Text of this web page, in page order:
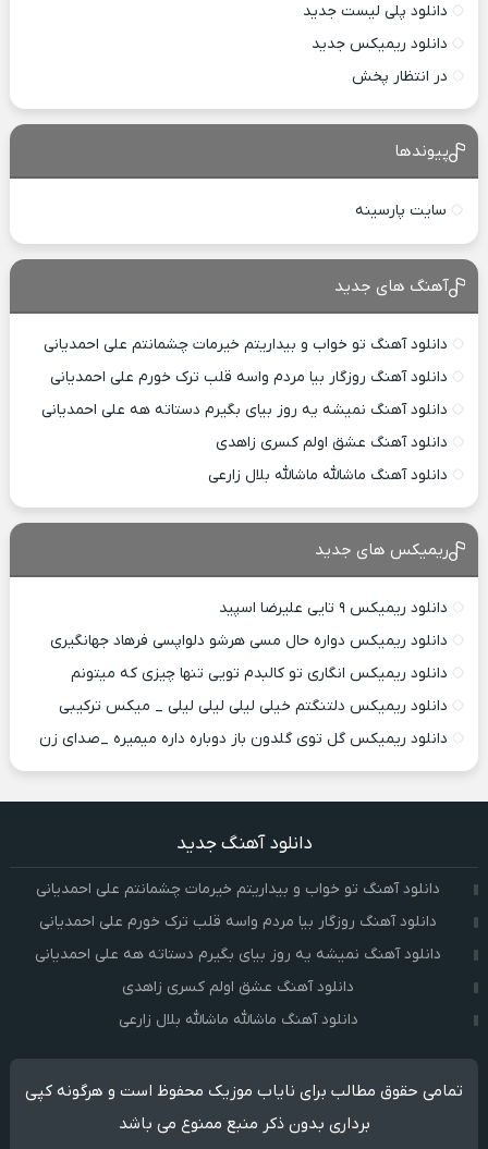
دانلود پلی لیست جدید
دانلود ریمیکس جدید
در انتظار پخش
پیوندها
سایت پارسینه
آهنگ های جدید
دانلود آهنگ تو خواب و بیداریتم خیرمات چشمانتم علی احمدیانی
دانلود آهنگ روزگار بیا مردم واسه قلب ترک خورم علی احمدیانی
دانلود آهنگ نمیشه یه روز بیای بگیرم دستاته هه علی احمدیانی
دانلود آهنگ عشق اولم کسری زاهدی
دانلود آهنگ ماشالله ماشالله بلال زارعی
ریمیکس های جدید
دانلود ریمیکس ۹ تایی علیرضا اسپید
دانلود ریمیکس دواره حال مسی هرشو دلواپسی فرهاد جهانگیری
دانلود ریمیکس انگاری تو کالبدم تویی تنها چیزی که میتونم
دانلود ریمیکس دلتنگتم خیلی لیلی لیلی لیلی _ میکس ترکیبی
دانلود ریمیکس گل توی گلدون باز دوباره داره میمیره _صدای زن
دانلود آهنگ جدید
دانلود آهنگ تو خواب و بیداریتم خیرمات چشمانتم علی احمدیانی
دانلود آهنگ روزگار بیا مردم واسه قلب ترک خورم علی احمدیانی
دانلود آهنگ نمیشه یه روز بیای بگیرم دستاته هه علی احمدیانی
دانلود آهنگ عشق اولم کسری زاهدی
دانلود آهنگ ماشالله ماشالله بلال زارعی
تمامی حقوق مطالب برای نایاب موزیک محفوظ است و هرگونه کپی
برداری بدون ذکر منبع ممنوع می باشد